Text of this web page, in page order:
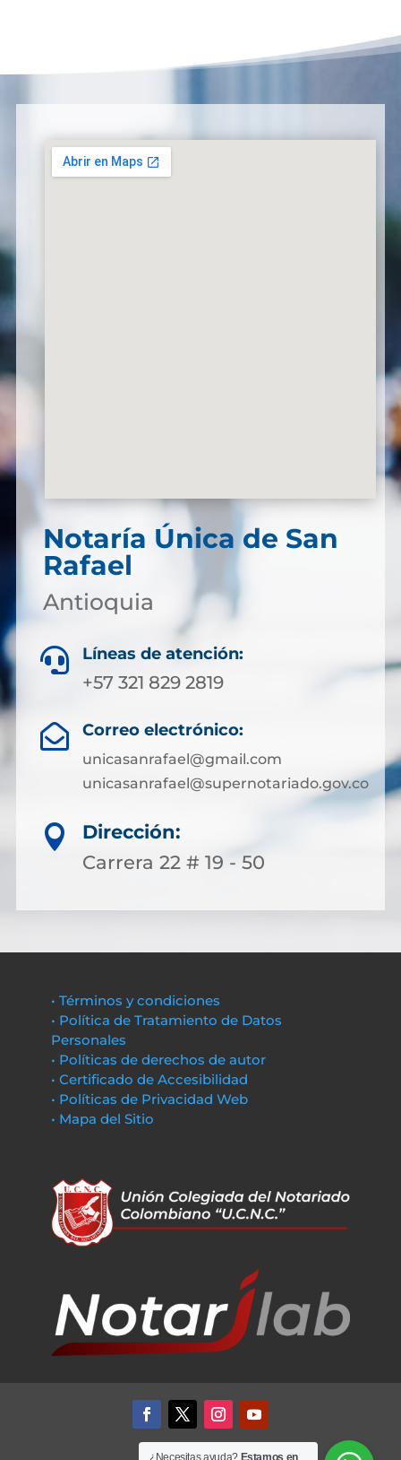
Notaría Única de San
Rafael
Antioquia
 Líneas de atención:
+57 321 829 2819
 Correo electrónico:
unicasanrafael@gmail.com
unicasanrafael@supernotariado.gov.co

Dirección:
Carrera 22 # 19 - 50
• Términos y condiciones
• Política de Tratamiento de Datos
Personales
• Políticas de derechos de autor
• Certificado de Accesibilidad
• Políticas de Privacidad Web
• Mapa del Sitio
¿Necesitas ayuda? Estamos en